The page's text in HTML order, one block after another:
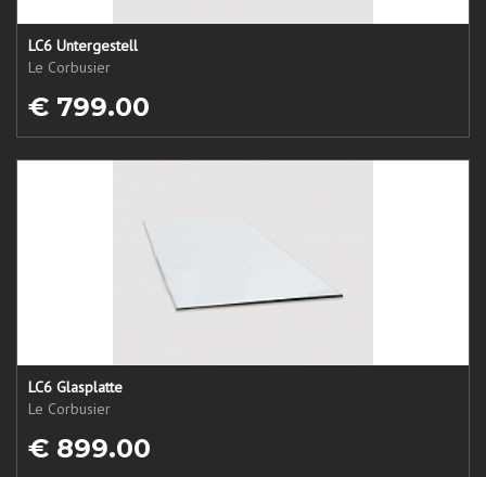
LC6 Untergestell
Le Corbusier
€ 799.00
LC6 Glasplatte
Le Corbusier
€ 899.00